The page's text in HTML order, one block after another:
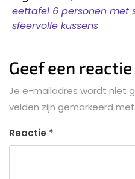
eettafel 6 personen met
sfeervolle kussens
Geef een reactie
Je e-mailadres wordt niet
velden zijn gemarkeerd met
Reactie *